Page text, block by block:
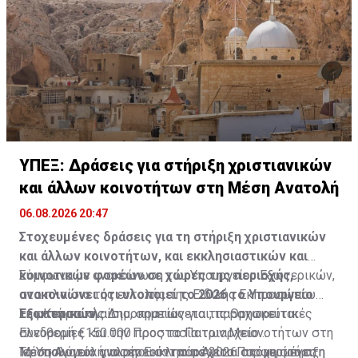
ΥΠΕΞ: Δράσεις για στήριξη χριστιανικών
και άλλων κοινοτήτων στη Μέση Ανατολή
06.08.2026 20:47
Στοχευμένες δράσεις για τη στήριξη χριστιανικών
και άλλων κοινοτήτων, και εκκλησιαστικών και
κοινοτικών φορέων σε χώρες της περιοχής,
ανακοινώνει ότι υλοποιεί το 2026 το Υπουργείο
Εξωτερικών.
Σύμφωνα με ανακοίνωση του Υπουργείου Εξωτερικών,
στο πλαίσιο της εντολής της Ειδικής Εκπροσώπου
της Κυπριακής Δημοκρατίας για τις Θρησκευτικές
Ελευθερίες και την Προστασία των Μειονοτήτων στη
Μέση Ανατολή, υλοποιούνται το 2026 στοχευμένες
Σε αυτό το πλαίσιο, σημειώνεται, παραχωρείται
συνδρομή €150.000 προς το Πατριαρχείο
Ιεροσολύμων για την Εκκλησία Αγίου Πορφυρίου στη
Το Υπουργείο αναφέρει ότι παρέχεται ακόμη στήριξη